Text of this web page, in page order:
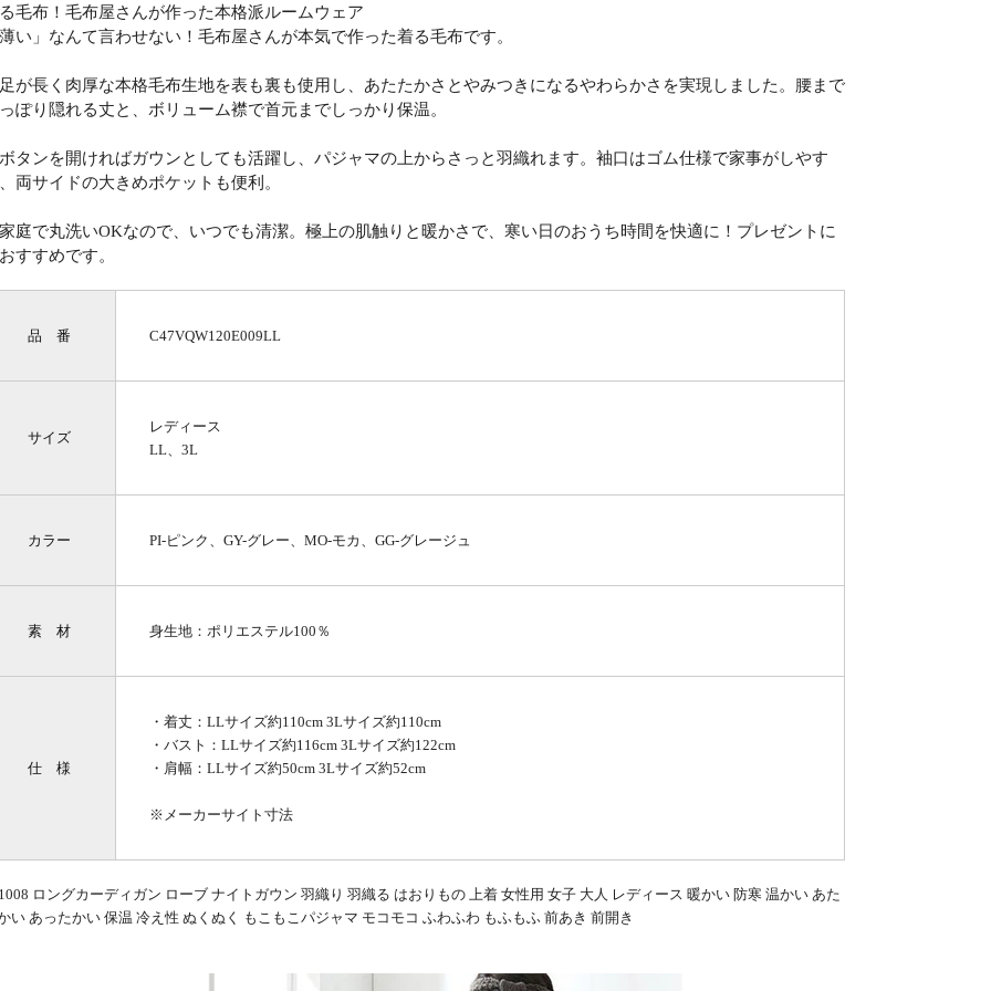
毛布！毛布屋さんが作った本格派ルームウェア
い」なんて言わせない！毛布屋さんが本気で作った着る毛布です。
が長く肉厚な本格毛布生地を表も裏も使用し、あたたかさとやみつきになるやわらかさを実現しました。腰まで
ぽり隠れる丈と、ボリューム襟で首元までしっかり保温。
タンを開ければガウンとしても活躍し、パジャマの上からさっと羽織れます。袖口はゴム仕様で家事がしやす
両サイドの大きめポケットも便利。
庭で丸洗いOKなので、いつでも清潔。極上の肌触りと暖かさで、寒い日のおうち時間を快適に！プレゼントに
すすめです。
品 番 C47VQW120E009LL
サイズ
レディース
LL、3L
カラー PI-ピンク、GY-グレー、MO-モカ、GG-グレージュ
素 材 身生地：ポリエステル100％
仕 様
・着丈：LLサイズ約110cm 3Lサイズ約110cm
・バスト：LLサイズ約116cm 3Lサイズ約122cm
・肩幅：LLサイズ約50cm 3Lサイズ約52cm
※メーカーサイト寸法
ロングカーディガン ローブ ナイトガウン 羽織り 羽織る はおりもの 上着 女性用 女子 大人 レディース 暖かい 防寒 温かい あた
い あったかい 保温 冷え性 ぬくぬく もこもこパジャマ モコモコ ふわふわ もふもふ 前あき 前開き